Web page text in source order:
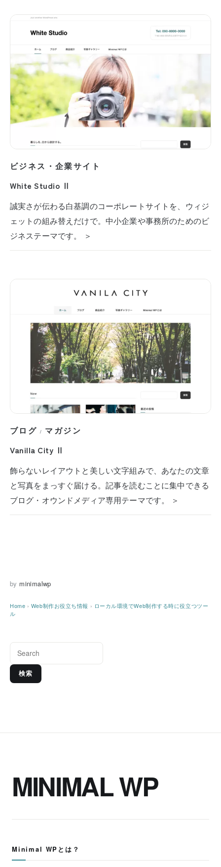
ビジネス・企業サイト
White Studio Ⅱ
誠実さが伝わる白基調のコーポレートサイトを、ウィジ
ェットの組み替えだけで。中小企業や事務所のためのビ
ジネステーマです。 ＞
ブログ / マガジン
Vanilla City Ⅱ
飾らないレイアウトと美しい文字組みで、あなたの文章
と写真をまっすぐ届ける。記事を読むことに集中できる
ブログ・オウンドメディア専用テーマです。 ＞
by minimalwp
Home › Web制作お役立ち情報 › ローカル環境でWeb制作する時に役立つツー
ル
検索
MINIMAL WP
Minimal WPとは？